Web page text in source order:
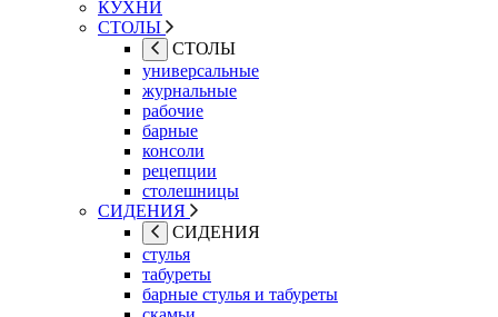
КУХНИ
СТОЛЫ
СТОЛЫ
универсальные
журнальные
рабочие
барные
консоли
рецепции
столешницы
СИДЕНИЯ
СИДЕНИЯ
стулья
табуреты
барные стулья и табуреты